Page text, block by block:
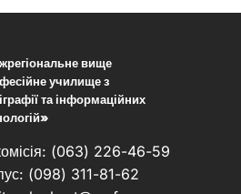
вище
училище з
та інформаційних
(063) 226-46-59
(098) 311-81-62